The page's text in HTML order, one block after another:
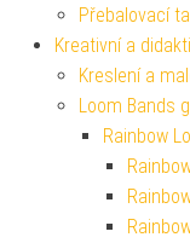
Přebalovací
Kreativní a
Kreslení a
Loom Bands
Rainbow